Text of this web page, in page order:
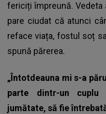
fericiți împreună. Vedeta
pare ciudat că atunci
reface viața, fostul soț
spună părerea.
„Întotdeauna mi s-a
parte dintr-un
jumătate, să fie